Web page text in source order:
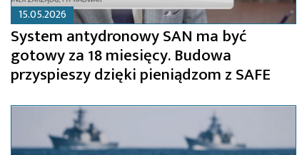
15.05.2026
System antydronowy SAN ma być
gotowy za 18 miesięcy. Budowa
przyspieszy dzięki pieniądzom z SAFE